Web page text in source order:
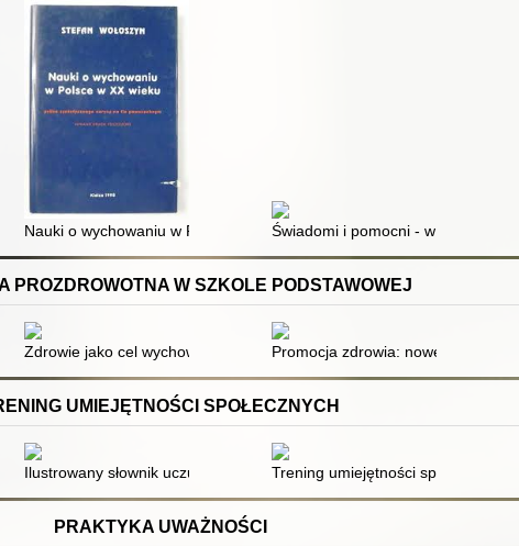
4
Nauki o wychowaniu w Polsce w XX wieku; próba syntetycznego
Świadomi i pomocni - w stronę
PROZDROWOTNA W SZKOLE PODSTAWOWEJ
Zdrowie jako cel wychowania fizycznego : miedzy teoria a praktyką
Promocja zdrowia: nowe zadania
UMIEJĘTNOŚCI SPOŁECZNYCH
Treningu Umiejętności Społecznych w przedszkolu z bajką
Ilustrowany słownik uczuć, emocji i stanówTrening umiejętności społecznych
PRAKTYKA UWAŻNOŚCI